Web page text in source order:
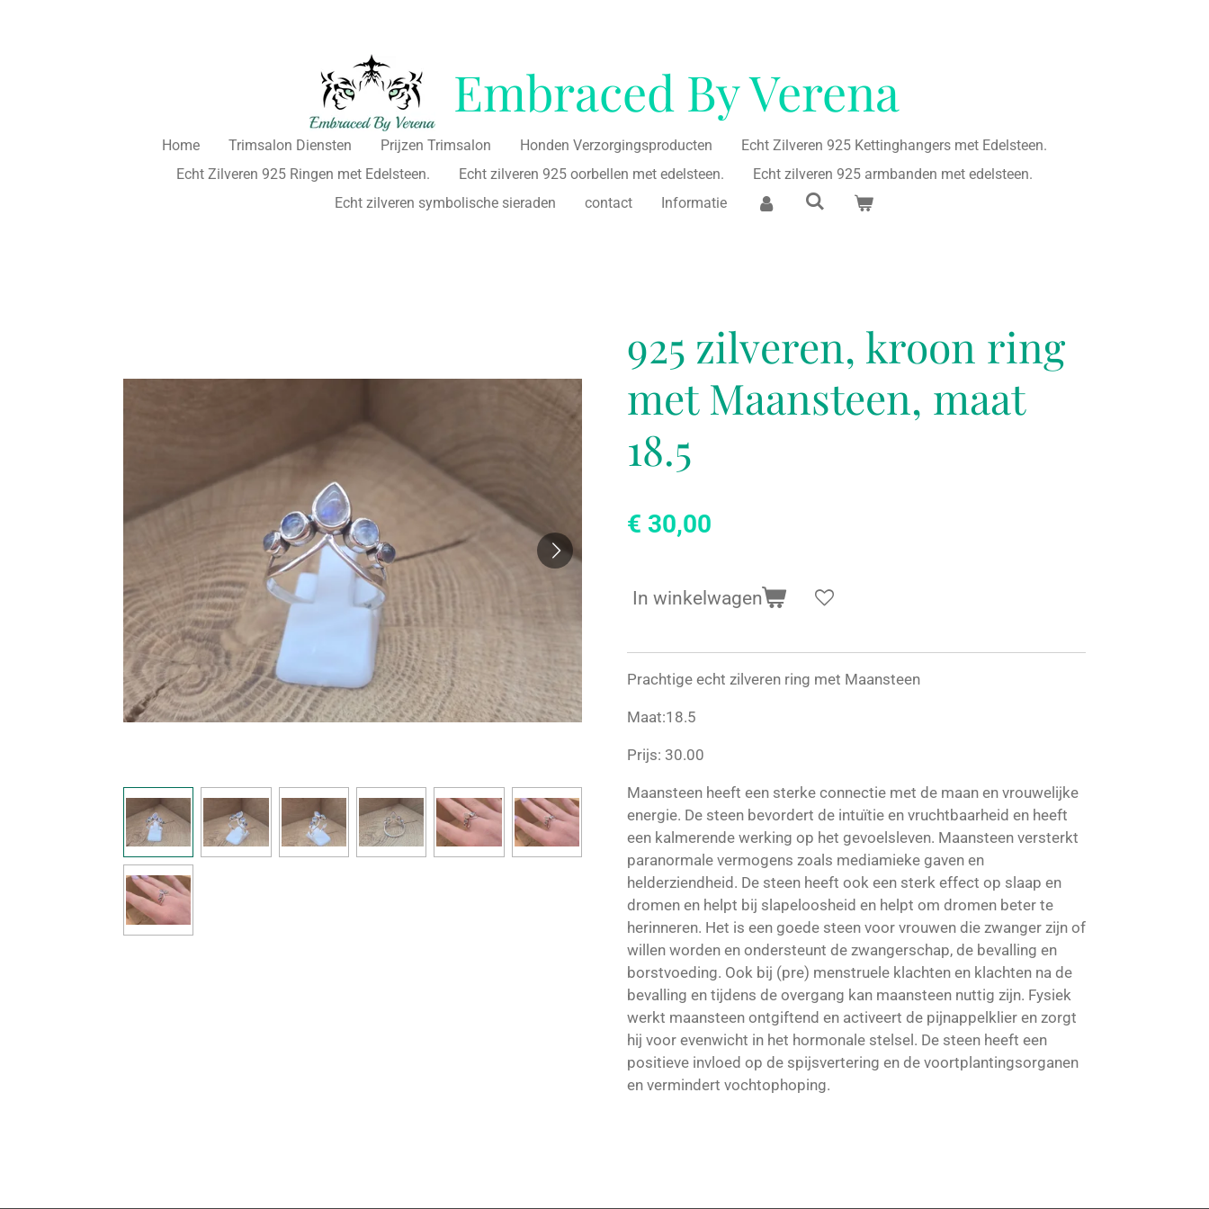
Embraced By Verena
Home Trimsalon Diensten Prijzen Trimsalon Honden Verzorgingsproducten
Echt Zilveren 925 Kettinghangers met Edelsteen.
Echt Zilveren 925 Ringen met Edelsteen.
Echt zilveren 925 oorbellen met edelsteen.
Echt zilveren 925 armbanden met edelsteen.
Echt zilveren symbolische sieraden
contact Informatie
925 zilveren, kroon ring
met Maansteen, maat
18.5
€ 30,00
In winkelwagen
Prachtige echt zilveren ring met Maansteen
Maat:18.5
Prijs: 30.00
Maansteen heeft een sterke connectie met de maan en vrouwelijke
energie. De steen bevordert de intuïtie en vruchtbaarheid en heeft
een kalmerende werking op het gevoelsleven. Maansteen versterkt
paranormale vermogens zoals mediamieke gaven en
helderziendheid. De steen heeft ook een sterk effect op slaap en
dromen en helpt bij slapeloosheid en helpt om dromen beter te
herinneren. Het is een goede steen voor vrouwen die zwanger zijn of
willen worden en ondersteunt de zwangerschap, de bevalling en
borstvoeding. Ook bij (pre) menstruele klachten en klachten na de
bevalling en tijdens de overgang kan maansteen nuttig zijn. Fysiek
werkt maansteen ontgiftend en activeert de pijnappelklier en zorgt
hij voor evenwicht in het hormonale stelsel. De steen heeft een
positieve invloed op de spijsvertering en de voortplantingsorganen
en vermindert vochtophoping.